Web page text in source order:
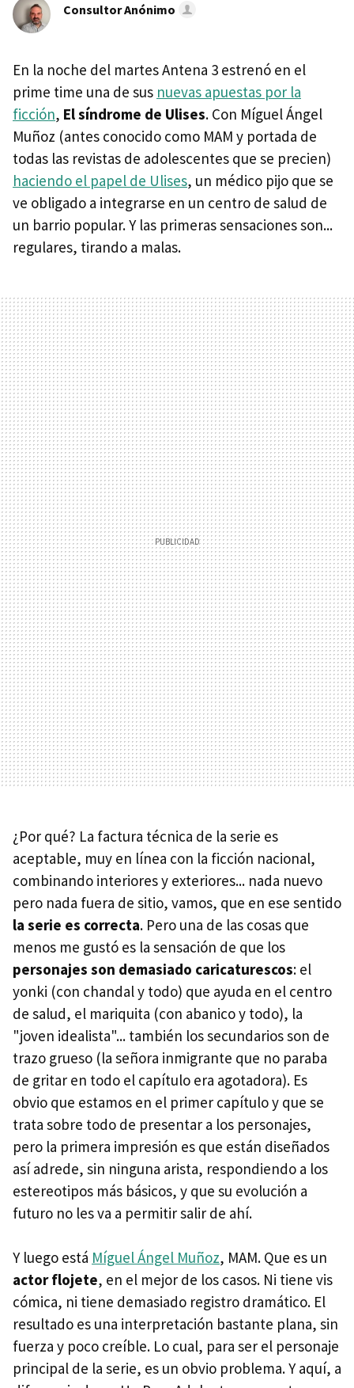
Consultor Anónimo
En la noche del martes Antena 3 estrenó en el
prime time una de sus nuevas apuestas por la
ficción, El síndrome de Ulises. Con Míguel Ángel
Muñoz (antes conocido como MAM y portada de
todas las revistas de adolescentes que se precien)
haciendo el papel de Ulises, un médico pijo que se
ve obligado a integrarse en un centro de salud de
un barrio popular. Y las primeras sensaciones son...
regulares, tirando a malas.
¿Por qué? La factura técnica de la serie es
aceptable, muy en línea con la ficción nacional,
combinando interiores y exteriores... nada nuevo
pero nada fuera de sitio, vamos, que en ese sentido
la serie es correcta. Pero una de las cosas que
menos me gustó es la sensación de que los
personajes son demasiado caricaturescos: el
yonki (con chandal y todo) que ayuda en el centro
de salud, el mariquita (con abanico y todo), la
"joven idealista"... también los secundarios son de
trazo grueso (la señora inmigrante que no paraba
de gritar en todo el capítulo era agotadora). Es
obvio que estamos en el primer capítulo y que se
trata sobre todo de presentar a los personajes,
pero la primera impresión es que están diseñados
así adrede, sin ninguna arista, respondiendo a los
estereotipos más básicos, y que su evolución a
futuro no les va a permitir salir de ahí.
Y luego está Míguel Ángel Muñoz, MAM. Que es un
actor flojete, en el mejor de los casos. Ni tiene vis
cómica, ni tiene demasiado registro dramático. El
resultado es una interpretación bastante plana, sin
fuerza y poco creíble. Lo cual, para ser el personaje
principal de la serie, es un obvio problema. Y aquí, a